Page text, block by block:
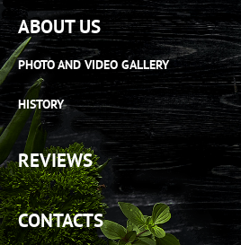
LIDO ATPŪTAS CENTRS
LIDO DZIRNAVAS
LIDO RĪGA PLAZA
LIDO ATPŪTAS CENTRS
LIDO ORIGO
LIDO RĪGA PLAZA
LIDO ATPŪTAS CENTRS
LIDO AS[H]ais veikals
LIDO RĪGA PLAZA
ABOUT US
PHOTO AND VIDEO GALLERY
HISTORY
REVIEWS
CONTACTS